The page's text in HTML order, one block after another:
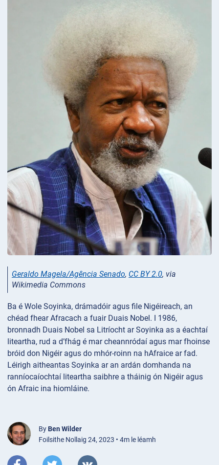
Geraldo Magela/Agência Senado, CC BY 2.0, via
Wikimedia Commons
Ba é Wole Soyinka, drámadóir agus file Nigéireach, an
chéad fhear Afracach a fuair Duais Nobel. I 1986,
bronnadh Duais Nobel sa Litríocht ar Soyinka as a éachtaí
liteartha, rud a d’fhág é mar cheannródaí agus mar fhoinse
bróid don Nigéir agus do mhór-roinn na hAfraice ar fad.
Léirigh aitheantas Soyinka ar an ardán domhanda na
ranníocaíochtaí liteartha saibhre a tháinig ón Nigéir agus
ón Afraic ina hiomláine.
By Ben Wilder
Foilsithe Nollaig 24, 2023 • 4m le léamh